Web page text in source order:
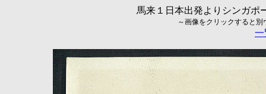
馬来１日本出発よりシンガポ
～画像をクリックすると
一